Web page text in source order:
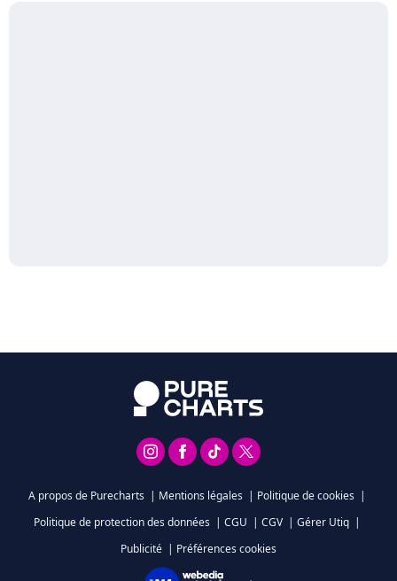
A propos de Purecharts | Mentions légales | Politique de cookies |
Politique de protection des données | CGU | CGV | Gérer Utiq |
Publicité | Préférences cookies